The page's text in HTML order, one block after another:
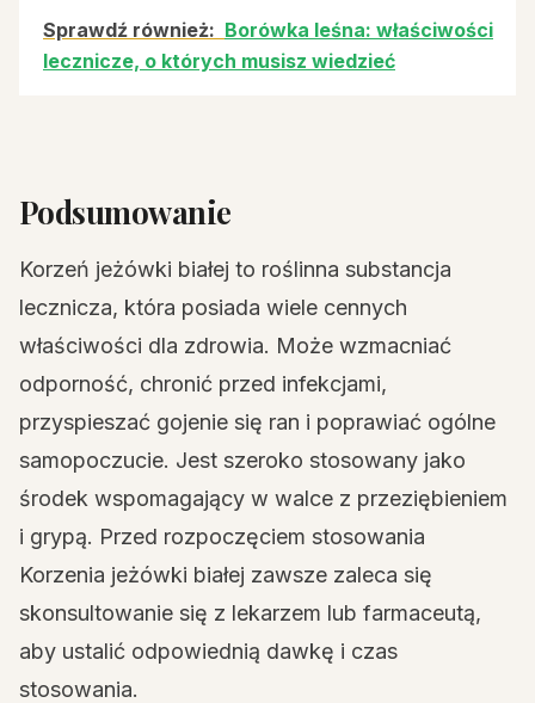
Sprawdź również: Borówka leśna: właściwości
lecznicze, o których musisz wiedzieć
Podsumowanie
Korzeń jeżówki białej to roślinna substancja
lecznicza, która posiada wiele cennych
właściwości dla zdrowia. Może wzmacniać
odporność, chronić przed infekcjami,
przyspieszać gojenie się ran i poprawiać ogólne
samopoczucie. Jest szeroko stosowany jako
środek wspomagający w walce z przeziębieniem
i grypą. Przed rozpoczęciem stosowania
Korzenia jeżówki białej zawsze zaleca się
skonsultowanie się z lekarzem lub farmaceutą,
aby ustalić odpowiednią dawkę i czas
stosowania.